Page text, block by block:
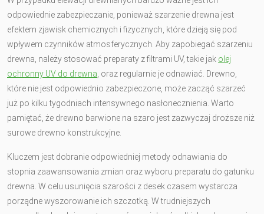
odpowiednie zabezpieczanie, ponieważ szarzenie drewna jest
efektem zjawisk chemicznych i fizycznych, które dzieją się pod
wpływem czynników atmosferycznych. Aby zapobiegać szarzeniu
drewna, należy stosować preparaty z filtrami UV, takie jak olej
ochronny UV do drewna , oraz regularnie je odnawiać. Drewno,
które nie jest odpowiednio zabezpieczone, może zacząć szarzeć
już po kilku tygodniach intensywnego nasłonecznienia. Warto
pamiętać, że drewno barwione na szaro jest zazwyczaj droższe niż
surowe drewno konstrukcyjne.
Kluczem jest dobranie odpowiedniej metody odnawiania do
stopnia zaawansowania zmian oraz wyboru preparatu do gatunku
drewna. W celu usunięcia szarości z desek czasem wystarcza
porządne wyszorowanie ich szczotką. W trudniejszych